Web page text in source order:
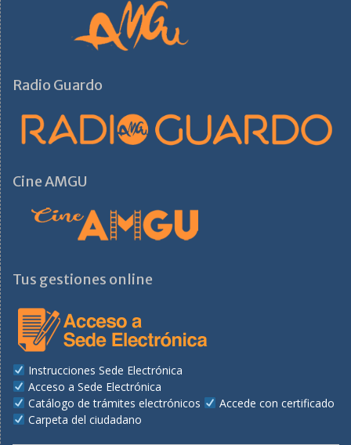
Radio Guardo
Cine AMGU
Tus gestiones online
Instrucciones Sede Electrónica
Acceso a Sede Electrónica
Catálogo de trámites electrónicos
Accede con certificado
Carpeta del ciudadano